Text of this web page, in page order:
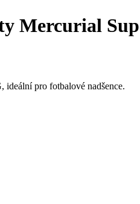
Mercurial
pro fotbalové nadšence.